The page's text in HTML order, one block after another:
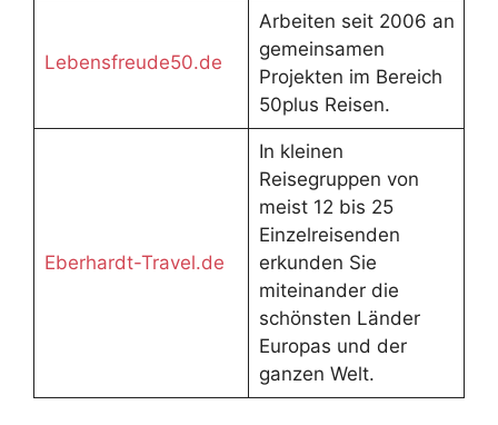
Lebensfreude50.de
Arbeiten seit 2006 an
gemeinsamen
Projekten im Bereich
50plus Reisen.
Eberhardt-Travel.de
In kleinen
Reisegruppen von
meist 12 bis 25
Einzelreisenden
erkunden Sie
miteinander die
schönsten Länder
Europas und der
ganzen Welt.